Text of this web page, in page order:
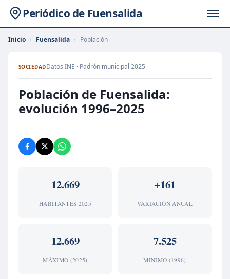
Periódico de Fuensalida
Inicio › Fuensalida › Población
SOCIEDADDatos INE · Padrón municipal 2025
Población de Fuensalida:
evolución 1996–2025
12.669
HABITANTES 2025
+161
VARIACIÓN ANUAL
12.669
MÁXIMO (2025)
7.525
MÍNIMO (1996)